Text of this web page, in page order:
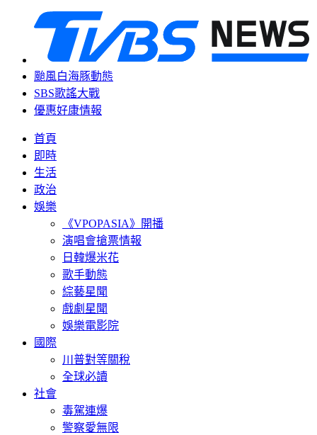
颱風白海豚動態
SBS歌謠大戰
優惠好康情報
首頁
即時
生活
政治
娛樂
《VPOPASIA》開播
演唱會搶票情報
日韓爆米花
歌手動態
綜藝星聞
戲劇星聞
娛樂電影院
國際
川普對等關稅
全球必讀
社會
毒駕連爆
警察愛無限